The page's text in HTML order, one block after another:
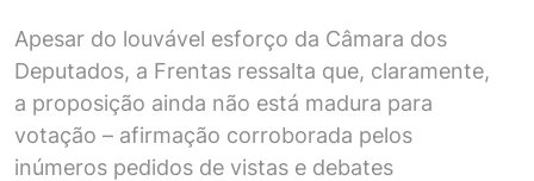
Apesar do louvável esforço da Câmara dos
Deputados, a Frentas ressalta que, claramente,
a proposição ainda não está madura para
votação – afirmação corroborada pelos
inúmeros pedidos de vistas e debates